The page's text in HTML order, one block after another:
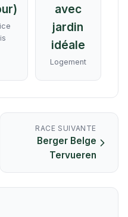
avec
jardin
idéale
Logement
RACE SUIVANTE
Berger Belge
Tervueren